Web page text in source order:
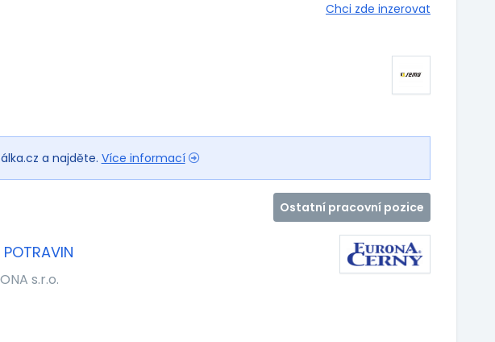
Chci zde inzerovat
a najděte. Více informací
Ostatní pracovní pozice
s.r.o.